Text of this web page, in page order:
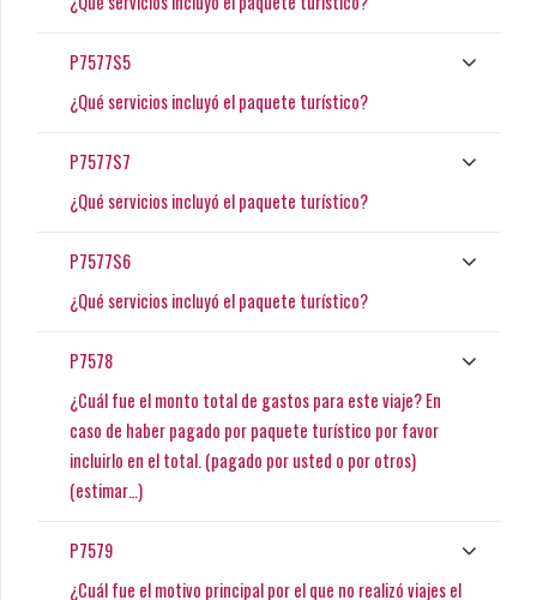
P7577S5
¿Qué servicios incluyó el paquete turístico?
P7577S7
¿Qué servicios incluyó el paquete turístico?
P7577S6
¿Qué servicios incluyó el paquete turístico?
P7578
¿Cuál fue el monto total de gastos para este viaje? En
caso de haber pagado por paquete turístico por favor
incluirlo en el total. (pagado por usted o por otros)
(estimar…)
P7579
¿Cuál fue el motivo principal por el que no realizó viajes el